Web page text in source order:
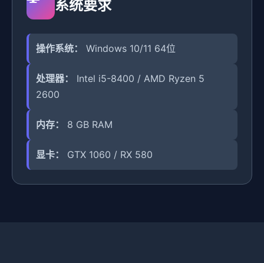
系统要求
操作系统： Windows 10/11 64位
处理器：
Intel i5-8400 / AMD Ryzen 5
2600
内存： 8 GB RAM
显卡： GTX 1060 / RX 580